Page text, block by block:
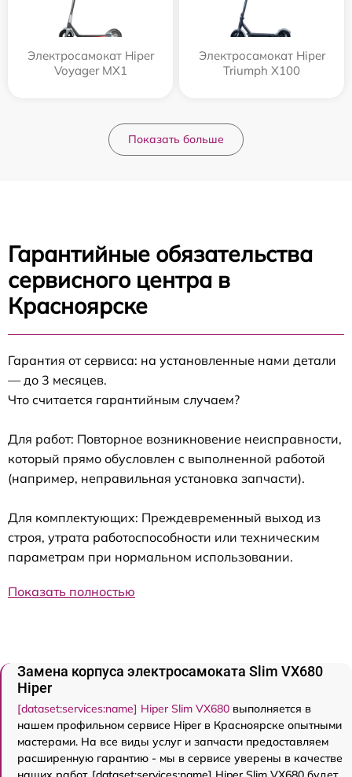
Электросамокат Hiper
Voyager MX1
Электросамокат Hiper
Triumph X100
Показать больше
Гарантийные обязательства
сервисного центра в
Красноярске
Гарантия от сервиса: на установленные нами детали
— до 3 месяцев.
Что считается гарантийным случаем?
Для работ: Повторное возникновение неисправности,
который прямо обусловлен с выполненной работой
(например, неправильная установка запчасти).
Для комплектующих: Преждевременный выход из
строя, утрата работоспособности или техническим
параметрам при нормальном использовании.
Показать полностью
Замена корпуса электросамоката Slim VX680
Hiper
[dataset:services:name] Hiper Slim VX680 выполняется в
нашем профильном сервисе Hiper в Красноярске опытными
мастерами. На все виды услуг и запчасти предоставляем
расширенную гарантию - мы в сервисе уверены в качестве